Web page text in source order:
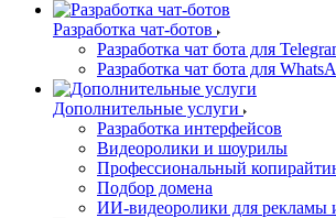
Разработка чат-ботов
Разработка чат бота для
Разработка чат бота для
Дополнительные услуги
Разработка интерфейсов
Видеоролики и шоурилы
Профессиональный
Подбор домена
ИИ-видеоролики для рекламы